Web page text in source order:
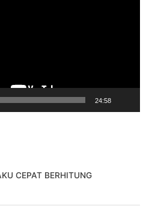
24:58
CEPAT BERHITUNG